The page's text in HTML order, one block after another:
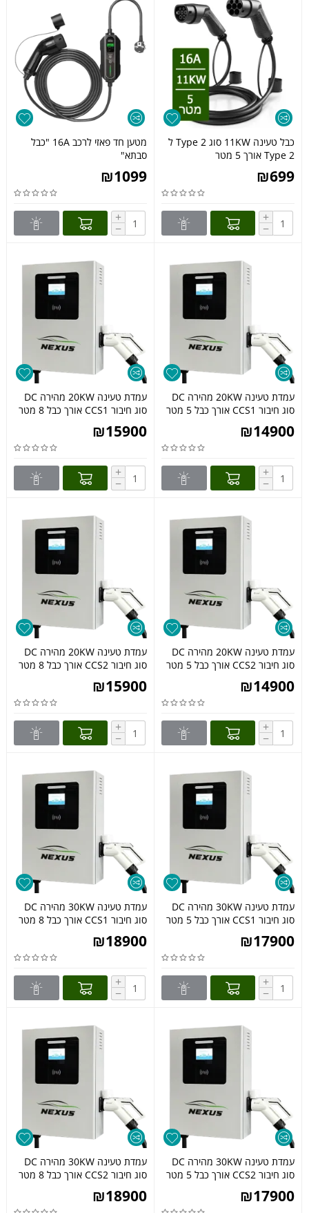
כבל טעינה 11KW סוג Type 2 ל
Type 2 אורך 5 מטר
₪699
+
−
מטען חד פאזי לרכב 16A "כבל
סבתא"
₪1099
+
−
עמדת טעינה 20KW מהירה DC
סוג חיבור CCS1 אורך כבל 5 מטר
₪14900
+
−
עמדת טעינה 20KW מהירה DC
סוג חיבור CCS1 אורך כבל 8 מטר
₪15900
+
−
עמדת טעינה 20KW מהירה DC
סוג חיבור CCS2 אורך כבל 5 מטר
₪14900
+
−
עמדת טעינה 20KW מהירה DC
סוג חיבור CCS2 אורך כבל 8 מטר
₪15900
+
−
עמדת טעינה 30KW מהירה DC
סוג חיבור CCS1 אורך כבל 5 מטר
₪17900
+
−
עמדת טעינה 30KW מהירה DC
סוג חיבור CCS1 אורך כבל 8 מטר
₪18900
+
−
עמדת טעינה 30KW מהירה DC
סוג חיבור CCS2 אורך כבל 5 מטר
₪17900
עמדת טעינה 30KW מהירה DC
סוג חיבור CCS2 אורך כבל 8 מטר
₪18900